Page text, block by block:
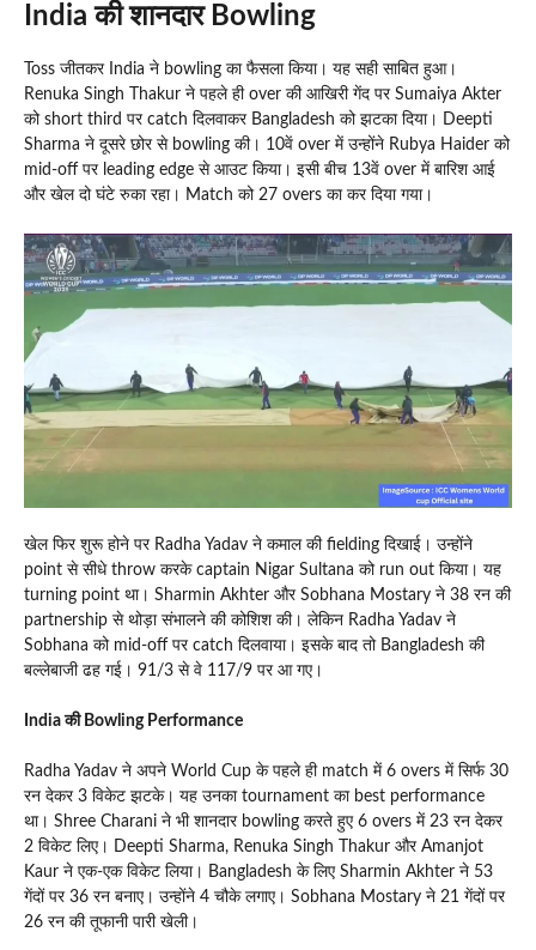
India की शानदार Bowling
Toss जीतकर India ने bowling का फैसला किया। यह सही साबित हुआ।
Renuka Singh Thakur ने पहले ही over की आखिरी गेंद पर Sumaiya Akter
को short third पर catch दिलवाकर Bangladesh को झटका दिया। Deepti
Sharma ने दूसरे छोर से bowling की। 10वें over में उन्होंने Rubya Haider को
mid-off पर leading edge से आउट किया। इसी बीच 13वें over में बारिश आई
और खेल दो घंटे रुका रहा। Match को 27 overs का कर दिया गया।
खेल फिर शुरू होने पर Radha Yadav ने कमाल की fielding दिखाई। उन्होंने
point से सीधे throw करके captain Nigar Sultana को run out किया। यह
turning point था। Sharmin Akhter और Sobhana Mostary ने 38 रन की
partnership से थोड़ा संभालने की कोशिश की। लेकिन Radha Yadav ने
Sobhana को mid-off पर catch दिलवाया। इसके बाद तो Bangladesh की
बल्लेबाजी ढह गई। 91/3 से वे 117/9 पर आ गए।
India की Bowling Performance
Radha Yadav ने अपने World Cup के पहले ही match में 6 overs में सिर्फ 30
रन देकर 3 विकेट झटके। यह उनका tournament का best performance
था। Shree Charani ने भी शानदार bowling करते हुए 6 overs में 23 रन देकर
2 विकेट लिए। Deepti Sharma, Renuka Singh Thakur और Amanjot
Kaur ने एक-एक विकेट लिया। Bangladesh के लिए Sharmin Akhter ने 53
गेंदों पर 36 रन बनाए। उन्होंने 4 चौके लगाए। Sobhana Mostary ने 21 गेंदों पर
26 रन की तूफानी पारी खेली।